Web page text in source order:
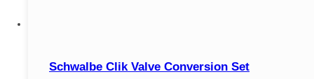
Schwalbe Clik Valve Conversion Set